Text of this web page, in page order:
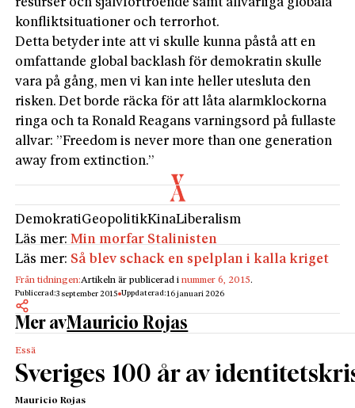
resurser och självförtroende samt allvarliga globala
konfliktsituationer och terrorhot.
Detta betyder inte att vi skulle kunna påstå att en
omfattande global backlash för demokratin skulle
vara på gång, men vi kan inte heller utesluta den
risken. Det borde räcka för att låta alarmklockorna
ringa och ta Ronald Reagans varningsord på fullaste
allvar: ”Freedom is never more than one generation
away from extinction.”
DemokratiGeopolitikKinaLiberalism
Läs mer:Min morfar Stalinisten
Läs mer: Så blev schack en spelplan i kalla kriget
Från tidningen:Artikeln är publicerad inummer 6, 2015.
Publicerad:3 september 2015 Uppdaterad:16 januari 2026
Mer avMauricio Rojas
Essä
Sveriges 100 år av
Mauricio Rojas